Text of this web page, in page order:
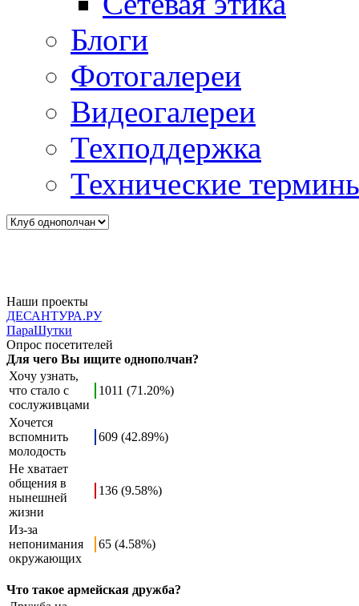
Блоги
Фотогалереи
Видеогалереи
Техподдержка
Технические
Наши проекты
ДЕСАНТУРА.РУ
ПараШутки
Опрос посетителей
Для чего Вы ищите однополчан?
Хочу узнать,
что стало с
сослуживцами
1011 (71.20%)
Хочется
вспомнить
молодость
609 (42.89%)
Не хватает
общения в
нынешней
жизни
136 (9.58%)
Из-за
непонимания
окружающих
65 (4.58%)
Что такое армейская дружба?